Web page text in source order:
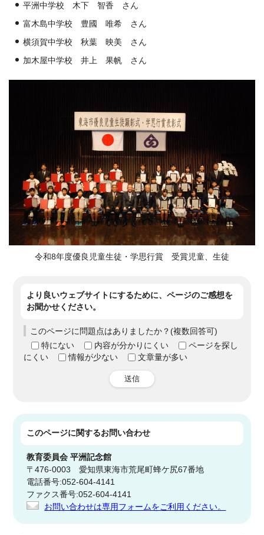
平洲中学校 木下 智香 さん
富木島中学校 豊國 唯希 さん
横須賀中学校 秋葉 映美 さん
加木屋中学校 井上 果帆 さん
令和8年度優良児童生徒・学思行賞 受賞児童、生徒
より良いウェブサイトにするために、ページのご感想を
お聞かせください。
このページに問題点はありましたか？(複数回答可)
特にない
内容が分かりにくい
ページを探し
にくい
情報が少ない 文章量が多い
送信
このページに関するお問い合わせ
教育委員会平洲記念館
〒476-0003 愛知県東海市荒尾町蜂ケ尻67番地
電話番号:052-604-4141
ファクス番号:052-604-4141
お問い合わせは専用フォームをご利用ください。